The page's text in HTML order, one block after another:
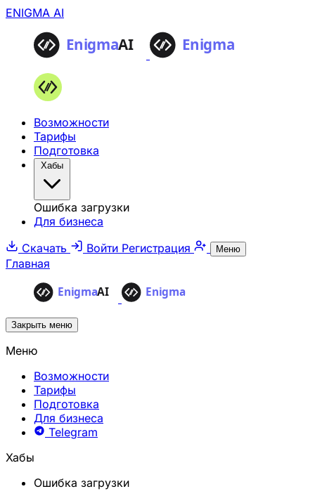
ENIGMA AI
Возможности
Тарифы
Подготовка
Хабы
Ошибка загрузки
Для бизнеса
Скачать
Войти Регистрация Меню
Главная
Закрыть меню
Меню
Возможности
Тарифы
Подготовка
Для бизнеса
Telegram
Хабы
Ошибка загрузки